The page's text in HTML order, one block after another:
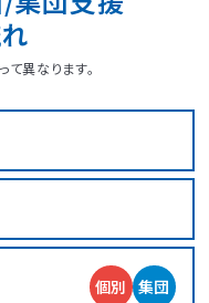
異なります。
個別 集団